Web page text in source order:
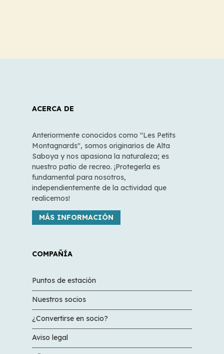
ACERCA DE
Anteriormente conocidos como "Les Petits
Montagnards", somos originarios de Alta
Saboya y nos apasiona la naturaleza; es
nuestro patio de recreo. ¡Protegerla es
fundamental para nosotros,
independientemente de la actividad que
realicemos!
MÁS INFORMACIÓN
COMPAÑÍA
Puntos de estación
Nuestros socios
¿Convertirse en socio?
Aviso legal